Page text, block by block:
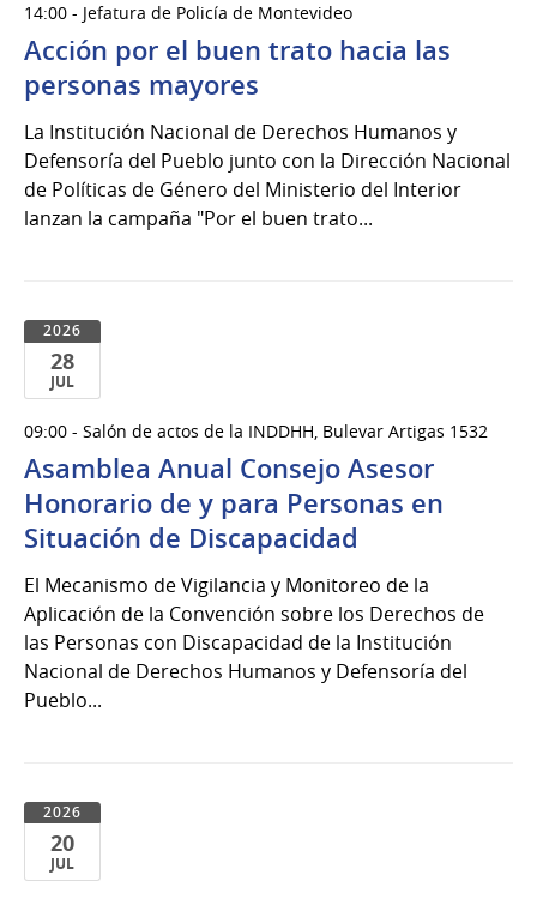
de
Jul
del
2026
14:00 - Jefatura de Policía de Montevideo
Acción por el buen trato hacia las
personas mayores
La Institución Nacional de Derechos Humanos y
Defensoría del Pueblo junto con la Dirección Nacional
de Políticas de Género del Ministerio del Interior
lanzan la campaña "Por el buen trato...
2026
28
JUL
de
Jul
del
2026
09:00 - Salón de actos de la INDDHH, Bulevar Artigas 1532
Asamblea Anual Consejo Asesor
Honorario de y para Personas en
Situación de Discapacidad
El Mecanismo de Vigilancia y Monitoreo de la
Aplicación de la Convención sobre los Derechos de
las Personas con Discapacidad de la Institución
Nacional de Derechos Humanos y Defensoría del
Pueblo...
2026
20
JUL